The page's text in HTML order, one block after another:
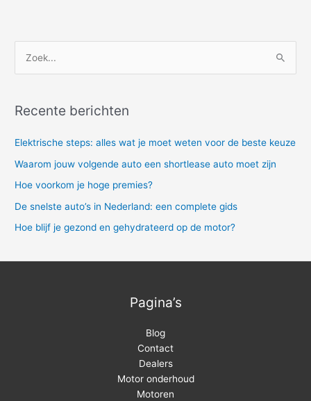
k
r
:
Recente berichten
Elektrische steps: alles wat je moet weten voor de beste keuze
Waarom jouw volgende auto een shortlease auto moet zijn
Hoe voorkom je hoge premies?
De snelste auto’s in Nederland: een complete gids
Hoe blijf je gezond en gehydrateerd op de motor?
Pagina’s
Blog
Contact
Dealers
Motor onderhoud
Motoren